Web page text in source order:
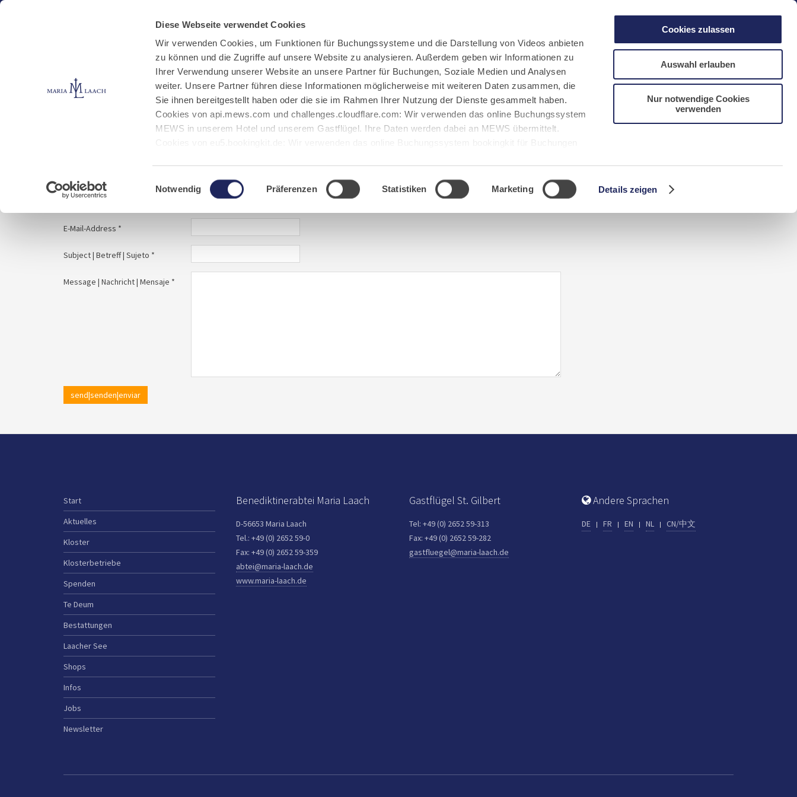
Diese Webseite verwendet Cookies
Wir verwenden Cookies, um Funktionen für Buchungssysteme und die Darstellung von Videos anbieten
zu können und die Zugriffe auf unsere Website zu analysieren. Außerdem geben wir Informationen zu
Ihrer Verwendung unserer Website an unsere Partner für Buchungen, Soziale Medien und Analysen
weiter. Unsere Partner führen diese Informationen möglicherweise mit weiteren Daten zusammen, die
Sie ihnen bereitgestellt haben oder die sie im Rahmen Ihrer Nutzung der Dienste gesammelt haben.
Cookies von api.mews.com und challenges.cloudflare.com: Wir verwenden das online Buchungssystem
MEWS in unserem Hotel und unserem Gastflügel. Ihre Daten werden dabei an MEWS übermittelt.
Einwilligungsauswahl
Notwendig Präferenzen Statistiken Marketing Details zeigen
Cookies zulassen
Auswahl erlauben
Nur notwendige Cookies
verwenden
Kloster Klosterbetriebe Spenden Infos
E-Mail schreiben
NL CN/中文
E-Mail schreiben
Your message to | Ihre Nachricht an | Tu mensaje: gastfluegel@maria[...].de
* required information | erforderliche Informationen | Información requerida
Name | Nombre *
E-Mail-Address *
Subject | Betreff | Sujeto *
Message | Nachricht | Mensaje *
send|senden|enviar
Start
Aktuelles
Kloster
Klosterbetriebe
Spenden
Te Deum
Bestattungen
Laacher See
Shops
Infos
Jobs
Newsletter
Benediktinerabtei Maria Laach
D-56653 Maria Laach
Tel.: +49 (0) 2652 59-0
Fax: +49 (0) 2652 59-359
abtei@maria-laach.de
www.maria-laach.de
Gastflügel St. Gilbert
Tel: +49 (0) 2652 59-313
Fax: +49 (0) 2652 59-282
gastfluegel@maria-laach.de
Andere Sprachen
DE FR EN NL CN/中文